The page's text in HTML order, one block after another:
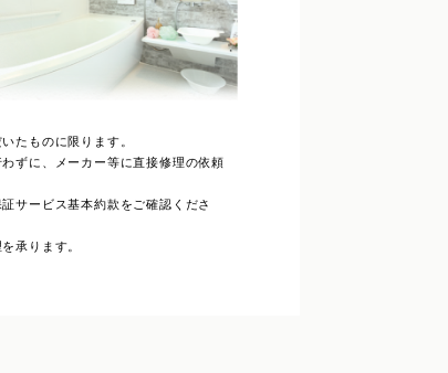
たものに限ります。
ずに、メーカー等に直接修理の依頼
サービス基本約款をご確認くださ
承ります。